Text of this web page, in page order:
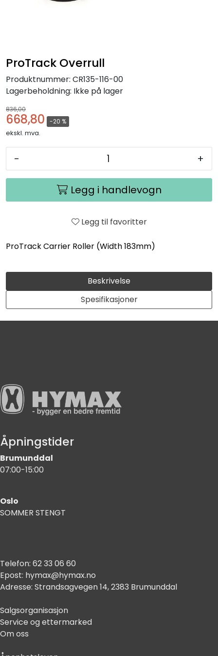
ProTrack Overrull
Produktnummer: CR135-116-00
Lagerbeholdning: Ikke på lager
836,00
668,80 -20 %
ekskl. mva.
- +
Legg i handlevogn
Legg til favoritter
ProTrack Carrier Roller (Width 183mm)
Beskrivelse
Spesifikasjoner
Åpningstider
Brumunddal
07:00-15:00
Oslo
SOMMER STENGT
Telefon: 62 33 06 60
Epost: hymax@hymax.no
Adresse: Strandsagvegen 14, 2383 Brumunddal
Salgsorganisasjon
Service og ettermarked
Om oss